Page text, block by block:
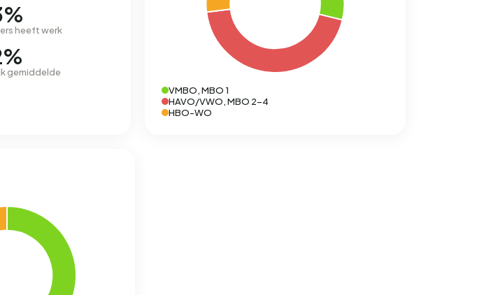
heeft werk
gemiddelde
VMBO, MBO 1
HAVO/VWO, MBO 2-4
HBO-WO